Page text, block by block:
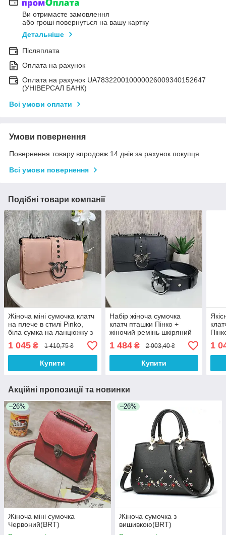
Ви отримаєте замовлення
або гроші повернуться на вашу картку
Детальніше
Післяплата
Оплата на рахунок
Оплата на рахунок UA783220010000026009340152647
(УНІВЕРСАЛ БАНК)
Всі умови оплати
Умови повернення
Повернення товару впродовж 14 днів за рахунок покупця
Всі умови повернення
Подібні товари компанії
Жіноча міні сумочка клатч
на плече в стилі Pinko,
біла сумка на ланцюжку з
рожевими пташками(BRT)
1 045 ₴ 1 410,75 ₴
Купити
Набір жіноча сумочка
клатч пташки Пінко +
жіночий ремінь шкіряний
Pinko 2 в 1(BRT)
1 484₴ 2 003,40 ₴
Купити
1
Акційні пропозиції та новинки
–26%
Жіноча міні сумочка
Червоний(BRT)
–26%
Жіноча сумочка з
вишивкою(BRT)